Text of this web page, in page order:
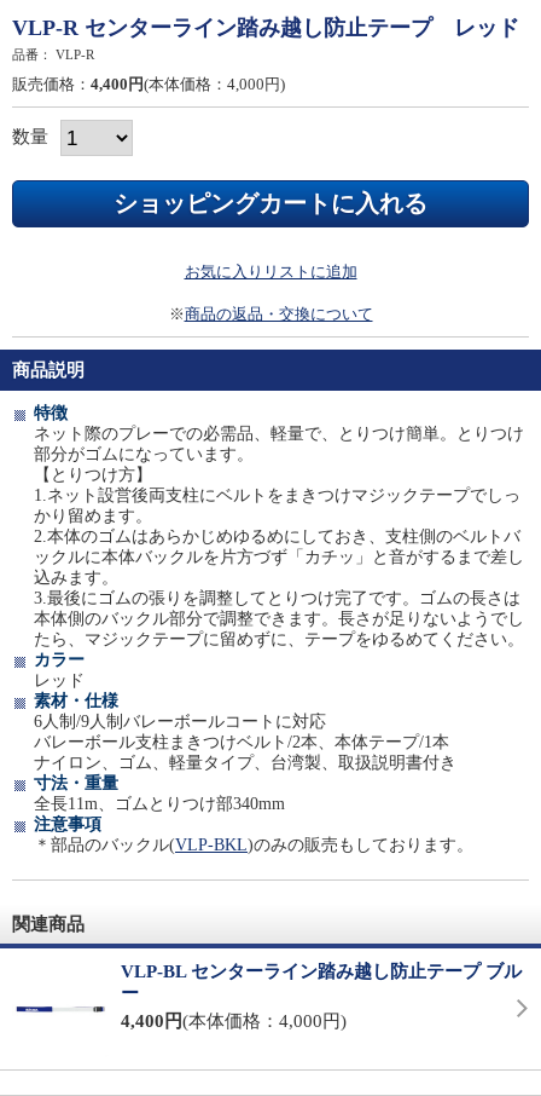
VLP-R センターライン踏み越し防止テープ レッド
品番： VLP-R
販売価格： 4,400円(本体価格：4,000円)
数量
お気に入りリストに追加
※商品の返品・交換について
商品説明
特徴
ネット際のプレーでの必需品、軽量で、とりつけ簡単。とりつけ
部分がゴムになっています。
【とりつけ方】
1.ネット設営後両支柱にベルトをまきつけマジックテープでしっ
かり留めます。
2.本体のゴムはあらかじめゆるめにしておき、支柱側のベルトバ
ックルに本体バックルを片方づず「カチッ」と音がするまで差し
込みます。
3.最後にゴムの張りを調整してとりつけ完了です。ゴムの長さは
本体側のバックル部分で調整できます。長さが足りないようでし
たら、マジックテープに留めずに、テープをゆるめてください。
カラー
レッド
素材・仕様
6人制/9人制バレーボールコートに対応
バレーボール支柱まきつけベルト/2本、本体テープ/1本
ナイロン、ゴム、軽量タイプ、台湾製、取扱説明書付き
寸法・重量
全長11m、ゴムとりつけ部340mm
注意事項
＊部品のバックル(VLP-BKL)のみの販売もしております。
関連商品
VLP-BL センターライン踏み越し防止テープ ブル
ー
4,400円(本体価格：4,000円)